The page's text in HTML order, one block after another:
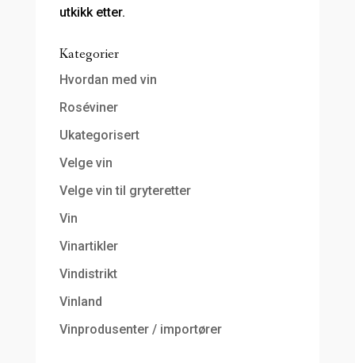
utkikk etter.
Kategorier
Hvordan med vin
Roséviner
Ukategorisert
Velge vin
Velge vin til gryteretter
Vin
Vinartikler
Vindistrikt
Vinland
Vinprodusenter / importører